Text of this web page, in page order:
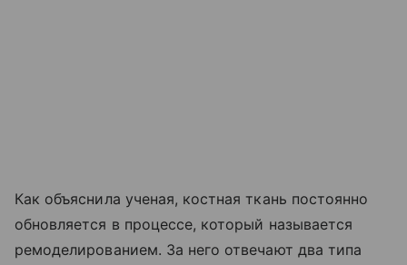
Как объяснила ученая, костная ткань постоянно
обновляется в процессе, который называется
ремоделированием. За него отвечают два типа